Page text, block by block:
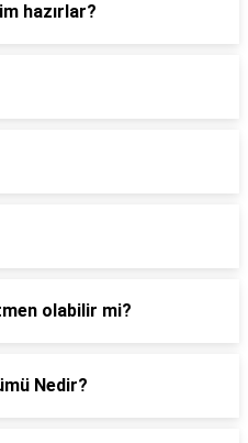
hazırlar?
olabilir mi?
Nedir?